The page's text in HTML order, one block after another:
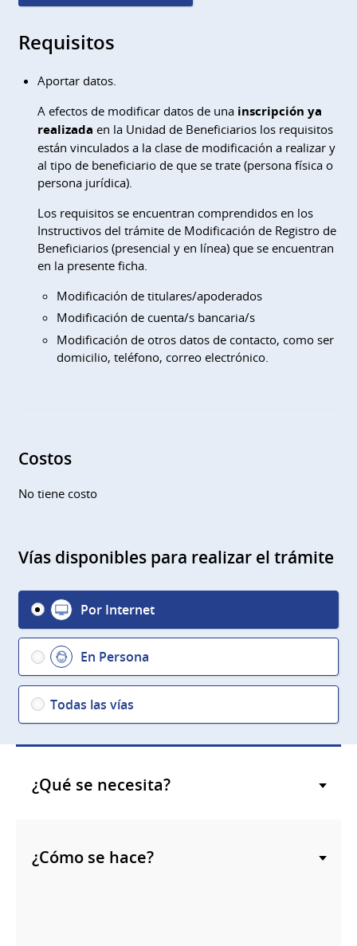
Requisitos
Aportar datos.
A efectos de modificar datos de unainscripción ya
realizada en la Unidad de Beneficiarios los requisitos
están vinculados a la clase de modificación a realizar y
al tipo de beneficiario de que se trate (persona física o
persona jurídica).
Los requisitos se encuentran comprendidos en los
Instructivos del trámite de Modificación de Registro de
Beneficiarios (presencial y en línea) que se encuentran
en la presente ficha.
Modificación de titulares/apoderados
Modificación de cuenta/s bancaria/s
Modificación de otros datos de contacto, como ser
domicilio, teléfono, correo electrónico.
Costos
No tiene costo
Vías disponibles para realizar el trámite
Por Internet
En Persona
Todas las vías
¿Qué se necesita?
¿Cómo se hace?